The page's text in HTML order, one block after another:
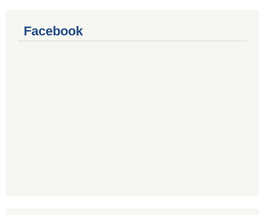
Facebook